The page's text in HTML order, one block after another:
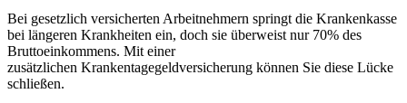
Bei gesetzlich versicherten Arbeitnehmern springt die Krankenkasse
bei längeren Krankheiten ein, doch sie überweist nur 70% des
Bruttoeinkommens. Mit einer
zusätzlichen Krankentagegeldversicherung können Sie diese Lücke
schließen.